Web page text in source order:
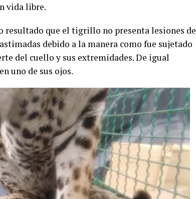
vida libre.
resultado que el tigrillo no presenta lesiones de
debido a la manera como fue sujetado
del cuello y sus extremidades. De igual
uno de sus ojos.